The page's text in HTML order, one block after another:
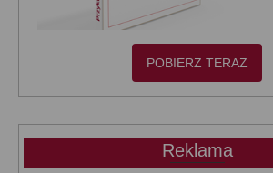
POBIERZ TERAZ
Reklama